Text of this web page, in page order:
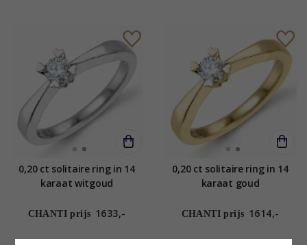
0,20 ct solitaire ring in 14
karaat witgoud
CHANTI prijs 1633,-
0,20 ct solitaire ring in 14
karaat goud
CHANTI prijs 1614,-